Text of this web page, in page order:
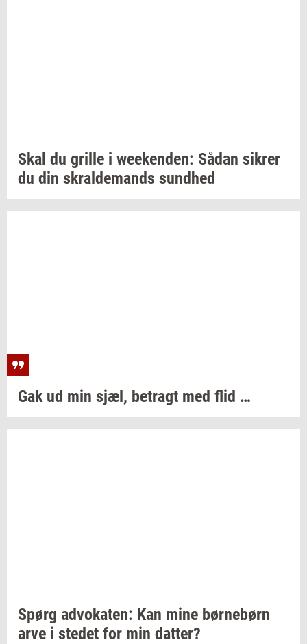
Skal du gril­le i we­e­ken­den: Sådan sik­rer
du din skral­de­mands sund­hed
Gak ud min sjæl, be­tragt med flid …
Spørg ad­vo­ka­ten: Kan mine bør­ne­børn
arve i ste­det for min dat­ter?